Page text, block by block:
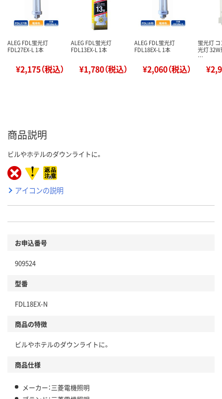
ALEG FDL蛍光灯
FDL27EX-L 1本
¥2,175（税込）
ALEG FDL蛍光灯
FDL13EX-L 1本
¥1,780（税込）
ALEG FDL蛍光灯
FDL18EX-L 1本
¥2,060（税込）
蛍光灯
光灯 32W
…
商品説明
ビルやホテルのダウンライトに。
アイコンの説明
お申込番号
909524
型番
FDL18EX-N
商品の特徴
ビルやホテルのダウンライトに。
商品仕様
メーカー：三菱電機照明